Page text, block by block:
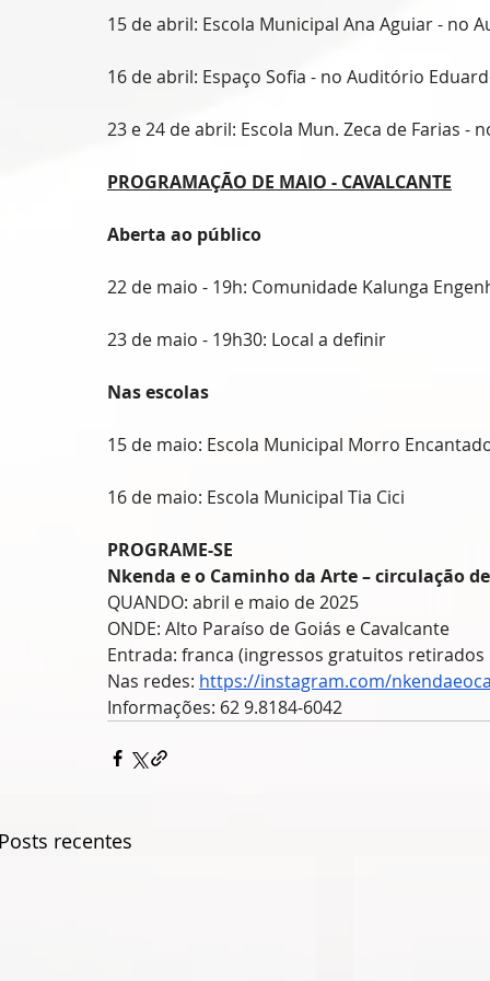
15 de abril: Escola Municipal Ana Aguiar - no
16 de abril: Espaço Sofia - no Auditório
23 e 24 de abril: Escola Mun. Zeca de Farias -
PROGRAMAÇÃO DE MAIO - CAVALCANTE
Aberta ao público
22 de maio - 19h: Comunidade Kalunga
23 de maio - 19h30: Local a definir
Nas escolas
15 de maio: Escola Municipal Morro
16 de maio: Escola Municipal Tia Cici
PROGRAME-SE
Nkenda e o Caminho da Arte – circulação
QUANDO: abril e maio de 2025
ONDE: Alto Paraíso de Goiás e Cavalcante
Entrada: franca (ingressos gratuitos
Nas redes: https://instagram.com/
Informações: 62 9.8184-6042
recentes